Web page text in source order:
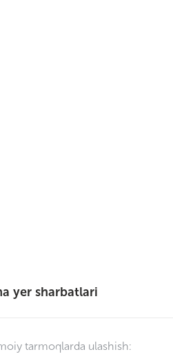
yer sharbatlari
tarmoqlarda ulashish: